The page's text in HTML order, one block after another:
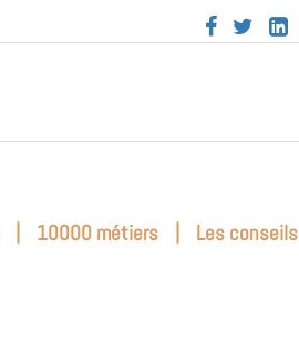
  
| 10000 métiers | Les conseils